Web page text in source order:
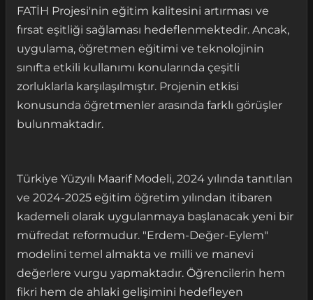
FATİH Projesi'nin eğitim kalitesini artırması ve
fırsat eşitliği sağlaması hedeflenmektedir. Ancak,
uygulama, öğretmen eğitimi ve teknolojinin
sınıfta etkili kullanımı konularında çeşitli
zorluklarla karşılaşılmıştır. Projenin etkisi
konusunda öğretmenler arasında farklı görüşler
bulunmaktadır.
Türkiye Yüzyılı Maarif Modeli, 2024 yılında tanıtılan
ve 2024-2025 eğitim öğretim yılından itibaren
kademeli olarak uygulanmaya başlanacak yeni bir
müfredat reformudur. "Erdem-Değer-Eylem"
modelini temel almakta ve milli ve manevi
değerlere vurgu yapmaktadır. Öğrencilerin hem
fikri hem de ahlaki gelişimini hedefleyen